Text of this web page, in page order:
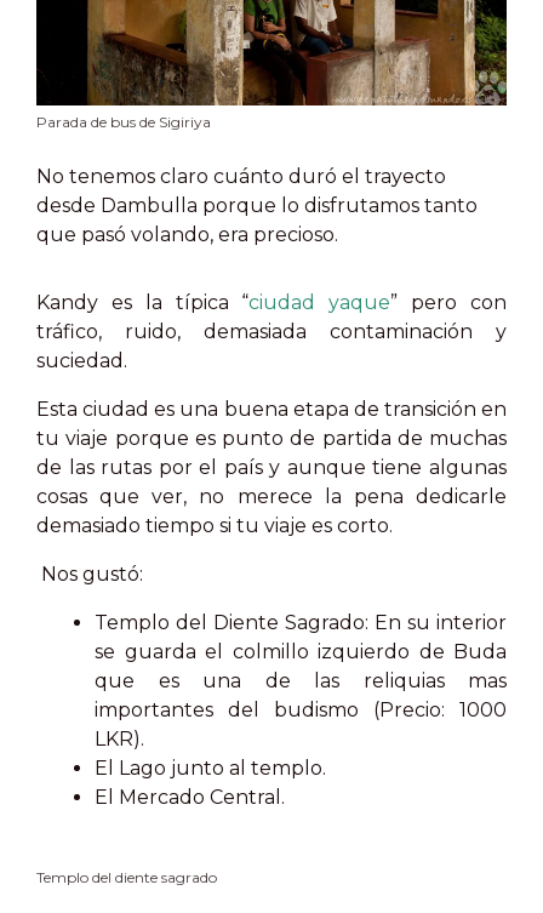
Parada de bus de Sigiriya
No tenemos claro cuánto duró el trayecto
desde Dambulla porque lo disfrutamos tanto
que pasó volando, era precioso.
Kandy es la típica “ciudad yaque” pero con
tráfico, ruido, demasiada contaminación y
suciedad.
Esta ciudad es una buena etapa de transición en
tu viaje porque es punto de partida de muchas
de las rutas por el país y aunque tiene algunas
cosas que ver, no merece la pena dedicarle
demasiado tiempo si tu viaje es corto.
Nos gustó:
Templo del Diente Sagrado: En su interior
se guarda el colmillo izquierdo de Buda
que es una de las reliquias mas
importantes del budismo (Precio: 1000
LKR).
El Lago junto al templo.
El Mercado Central.
Templo del diente sagrado